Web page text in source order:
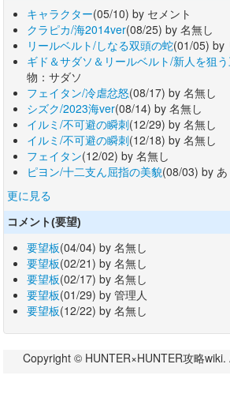
キャラクター(05/10) by セメント
クラピカ/海2014ver(08/25) by 名無し
リールベルト/しなる双頭の蛇(01/05) by
ギド＆サダソ＆リールベルト/新人を狙
物：サダソ
フェイタン/冷虐忿怒(08/17) by 名無し
シズク/2023海ver(08/14) by 名無し
イルミ/不可避の瞬刺(12/29) by 名無し
イルミ/不可避の瞬刺(12/18) by 名無し
フェイタン(12/02) by 名無し
ピヨン/十二支ん屈指の美貌(08/03) by あ
更に見る
コメント(要望)
要望板(04/04) by 名無し
要望板(02/21) by 名無し
要望板(02/17) by 名無し
要望板(01/29) by 管理人
要望板(12/22) by 名無し
Copyright © HUNTER×HUNTER攻略